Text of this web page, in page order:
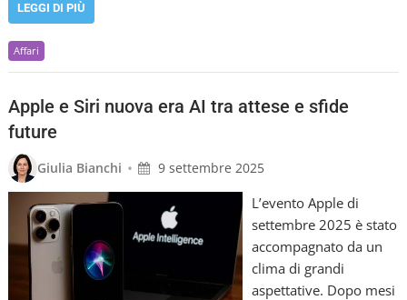
LEGGI DI PIÙ
Affari
Apple e Siri nuova era AI tra attese e sfide
future
Giulia Bianchi • 9 settembre 2025
L’evento Apple di
settembre 2025 è stato
accompagnato da un
clima di grandi
aspettative. Dopo mesi